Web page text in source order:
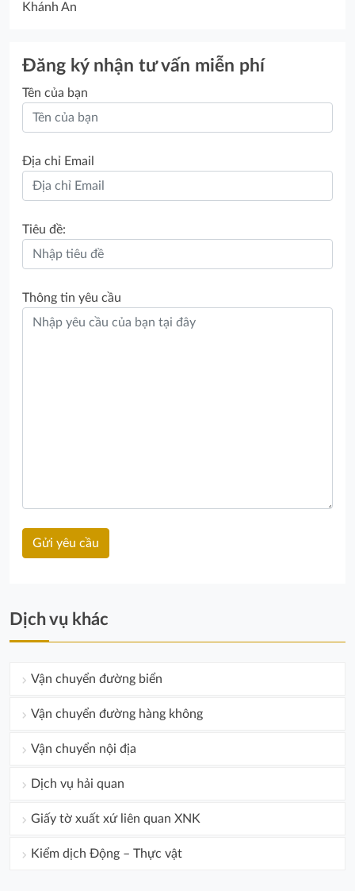
Khánh An
Đăng ký nhận tư vấn miễn phí
Tên của bạn
Địa chỉ Email
Tiêu đề:
Thông tin yêu cầu
Dịch vụ khác
Vận chuyển đường biển
Vận chuyển đường hàng không
Vận chuyển nội địa
Dịch vụ hải quan
Giấy tờ xuất xứ liên quan XNK
Kiểm dịch Động – Thực vật